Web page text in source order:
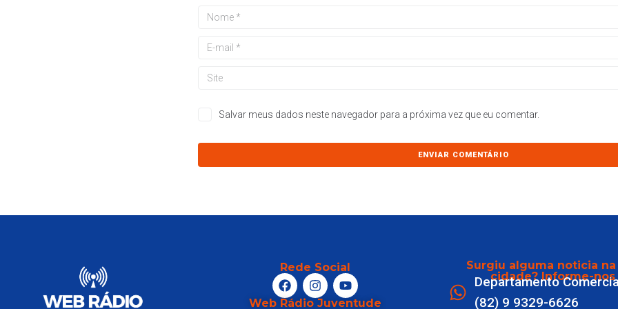
Salvar meus dados neste navegador para a próxima vez que eu comentar.
Rede Social
Web Rádio Juventude
Surgiu alguma noticia na
cidade? Informe-nos
Departamento
(82) 9 9329-6626